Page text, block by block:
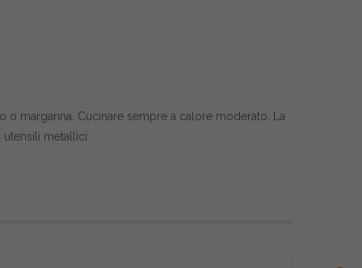
margarina. Cucinare sempre a calore moderato. La
metallici.